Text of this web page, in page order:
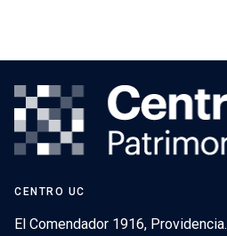
CENTRO UC
El Comendador 1916, Providencia.